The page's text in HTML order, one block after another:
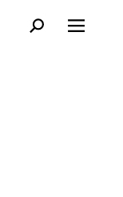
Open search
Open menu